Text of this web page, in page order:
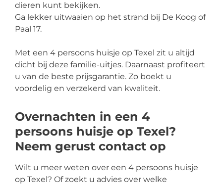
dieren kunt bekijken.
Ga lekker uitwaaien op het strand bij De Koog of
Paal 17.
Met een 4 persoons huisje op Texel zit u altijd
dicht bij deze familie-uitjes. Daarnaast profiteert
u van de beste prijsgarantie. Zo boekt u
voordelig en verzekerd van kwaliteit.
Overnachten in een 4
persoons huisje op Texel?
Neem gerust contact op
Wilt u meer weten over een 4 persoons huisje
op Texel? Of zoekt u advies over welke